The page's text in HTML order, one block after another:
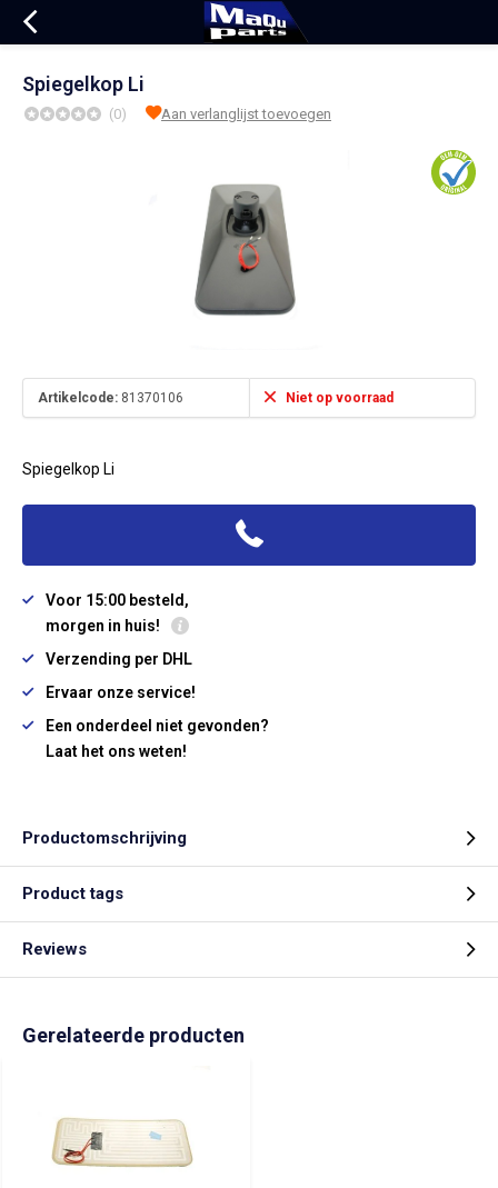
Spiegelkop Li
(0) Aan verlanglijst toevoegen
Artikelcode: 81370106 Niet op voorraad
Spiegelkop Li
Voor 15:00 besteld,
morgen in huis!
Verzending per DHL
Ervaar onze service!
Een onderdeel niet gevonden?
Laat het ons weten!
Productomschrijving
Product tags
Reviews
Gerelateerde producten